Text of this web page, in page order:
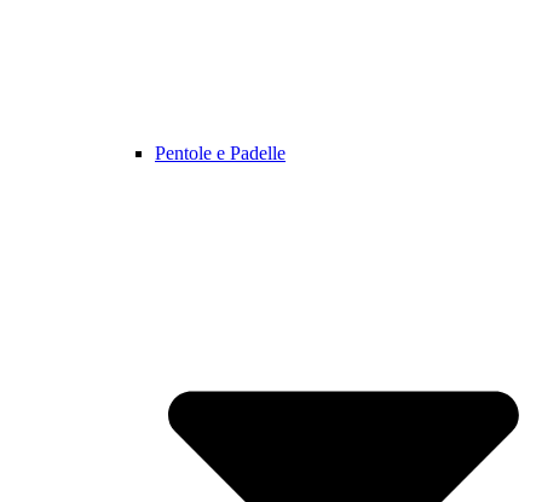
Pentole e Padelle